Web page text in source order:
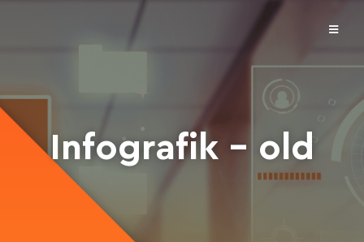
Infografik – old